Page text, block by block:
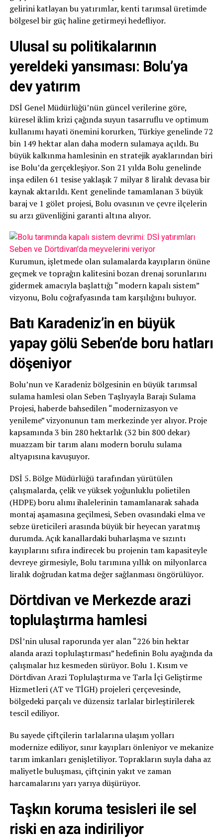
gelirini katlayan bu yatırımlar, kenti tarımsal üretimde
bölgesel bir güç haline getirmeyi hedefliyor.
Ulusal su politikalarının
yereldeki yansıması: Bolu’ya
dev yatırım
DSİ Genel Müdürlüğü’nün güncel verilerine göre,
küresel iklim krizi çağında suyun tasarruflu ve optimum
kullanımı hayati önemini korurken, Türkiye genelinde 72
bin 149 hektar alan daha modern sulamaya açıldı. Bu
büyük kalkınma hamlesinin en stratejik ayaklarından biri
ise Bolu’da gerçekleşiyor. Son 21 yılda Bolu genelinde
inşa edilen 61 tesise yaklaşık 7 milyar 8 liralık devasa bir
kaynak aktarıldı. Kent genelinde tamamlanan 3 büyük
baraj ve 1 gölet projesi, Bolu ovasının ve çevre ilçelerin
su arzı güvenliğini garanti altına alıyor.
Kurumun, işletmede olan sulamalarda kayıpların önüne
geçmek ve toprağın kalitesini bozan drenaj sorunlarını
gidermek amacıyla başlattığı “modern kapalı sistem”
vizyonu, Bolu coğrafyasında tam karşılığını buluyor.
Batı Karadeniz’in en büyük
yapay gölü Seben’de boru hatları
döşeniyor
Bolu’nun ve Karadeniz bölgesinin en büyük tarımsal
sulama hamlesi olan Seben Taşlıyayla Barajı Sulama
Projesi, haberde bahsedilen “modernizasyon ve
yenileme” vizyonunun tam merkezinde yer alıyor. Proje
kapsamında 3 bin 280 hektarlık (32 bin 800 dekar)
muazzam bir tarım alanı modern borulu sulama
altyapısına kavuşuyor.
DSİ 5. Bölge Müdürlüğü tarafından yürütülen
çalışmalarda, çelik ve yüksek yoğunluklu polietilen
(HDPE) boru alımı ihalelerinin tamamlanarak sahada
montaj aşamasına geçilmesi, Seben ovasındaki elma ve
sebze üreticileri arasında büyük bir heyecan yaratmış
durumda. Açık kanallardaki buharlaşma ve sızıntı
kayıplarını sıfıra indirecek bu projenin tam kapasiteyle
devreye girmesiyle, Bolu tarımına yıllık on milyonlarca
liralık doğrudan katma değer sağlanması öngörülüyor.
Dörtdivan ve Merkezde arazi
toplulaştırma hamlesi
DSİ’nin ulusal raporunda yer alan “226 bin hektar
alanda arazi toplulaştırması” hedefinin Bolu ayağında da
çalışmalar hız kesmeden sürüyor. Bolu 1. Kısım ve
Dörtdivan Arazi Toplulaştırma ve Tarla İçi Geliştirme
Hizmetleri (AT ve TİGH) projeleri çerçevesinde,
bölgedeki parçalı ve düzensiz tarlalar birleştirilerek
tescil ediliyor.
Bu sayede çiftçilerin tarlalarına ulaşım yolları
modernize ediliyor, sınır kayıpları önleniyor ve mekanize
tarım imkanları genişletiliyor. Toprakların suyla daha az
maliyetle buluşması, çiftçinin yakıt ve zaman
harcamalarını yarı yarıya düşürüyor.
Taşkın koruma tesisleri ile sel
riski en aza indiriliyor